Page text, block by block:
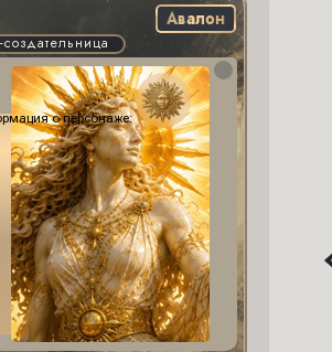
Авалон
создательница
о персонаже: